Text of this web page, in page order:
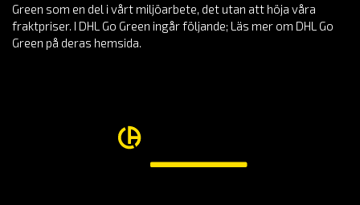
Green som en del i vårt miljöarbete, det utan att höja våra
fraktpriser. I DHL Go Green ingår följande; Läs mer om DHL Go
Green på deras hemsida.